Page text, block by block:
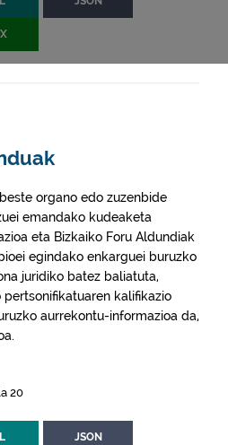
organo edo zuzenbide
emandako kudeaketa
eta Bizkaiko Foru Aldundiak
egindako enkarguei buruzko
juridiko batez baliatuta,
kalifikazio
aurrekontu-informazioa da,
20
JSON